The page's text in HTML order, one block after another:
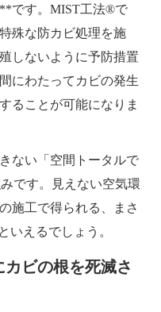
です。MIST工法®で
殊な防カビ処理を施
しないように予防措置
にわたってカビの発生
ることが可能になりま
ない「空間トータルで
です。見えない空気環
施工で得られる、まさ
いえるでしょう。
ビの根を死滅さ